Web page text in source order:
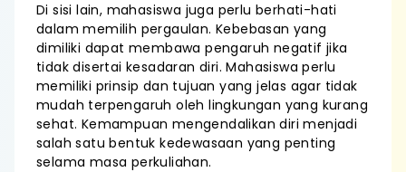
Di sisi lain, mahasiswa juga perlu berhati-hati
dalam memilih pergaulan. Kebebasan yang
dimiliki dapat membawa pengaruh negatif jika
tidak disertai kesadaran diri. Mahasiswa perlu
memiliki prinsip dan tujuan yang jelas agar tidak
mudah terpengaruh oleh lingkungan yang kurang
sehat. Kemampuan mengendalikan diri menjadi
salah satu bentuk kedewasaan yang penting
selama masa perkuliahan.